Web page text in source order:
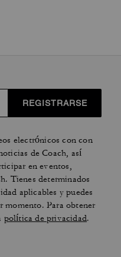
REGISTRARSE
electrónicos con con
de Coach, así
en eventos,
Tienes determinados
aplicables y puedes
momento. Para obtener
política de privacidad.